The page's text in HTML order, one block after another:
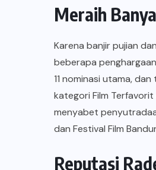
Meraih
Karena banjir pujian
beberapa
11 nominasi utama,
kategori Film Terfavorit
menyabet
dan Festival Film
Reputasi